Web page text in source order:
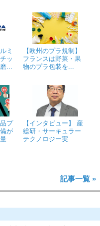
ミ
ッ
...
【欧州のプラ規制】
フランスは野菜・果
物のプラ包装を...
プ
が
...
【インタビュー】 産
総研・サーキュラー
テクノロジー実...
記事一覧 »